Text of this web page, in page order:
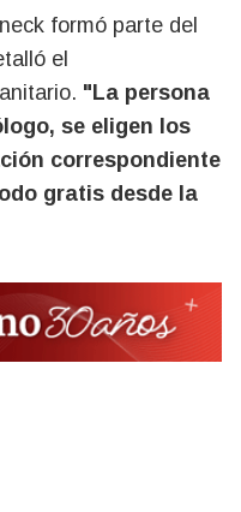
formó parte del
el
"La persona
se eligen los
correspondiente
gratis desde la